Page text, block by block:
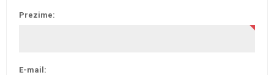
Prezime:
E-mail: